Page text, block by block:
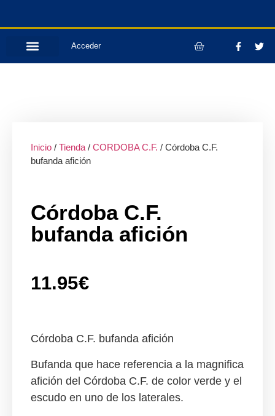
Acceder
Inicio / Tienda / CORDOBA C.F. / Córdoba C.F.
bufanda afición
Córdoba C.F.
bufanda afición
11.95€
Córdoba C.F. bufanda afición
Bufanda que hace referencia a la magnifica
afición del Córdoba C.F. de color verde y el
escudo en uno de los laterales.